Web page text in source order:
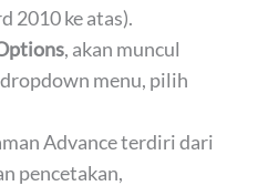
2010 ke atas).
, akan muncul
menu, pilih
Advance terdiri dari
pencetakan,